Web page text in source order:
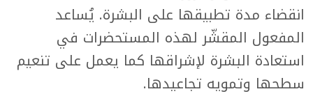
انقضاء مدة تطبيقها على البشرة. يُساعد
المفعول المقشّر لهذه المستحضرات في
استعادة البشرة لإشراقها كما يعمل على تنعيم
سطحها وتمويه تجاعيدها.